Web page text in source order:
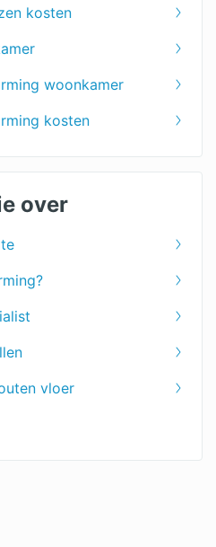
kosten
woonkamer
kosten
over
vloer